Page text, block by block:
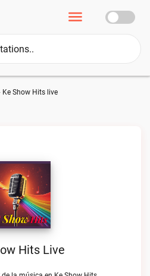
Ke Show Hits live
Hits Live